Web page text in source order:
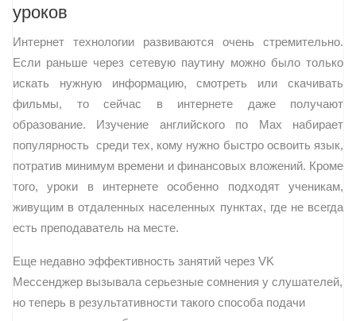
уроков
Интернет технологии развиваются очень стремительно.
Если раньше через сетевую паутину можно было только
искать нужную информацию, смотреть или скачивать
фильмы, то сейчас в интернете даже получают
образование. Изучение английского по Max набирает
популярность среди тех, кому нужно быстро освоить язык,
потратив минимум времени и финансовых вложений. Кроме
того, уроки в интернете особенно подходят ученикам,
живущим в отдаленных населенных пунктах, где не всегда
есть преподаватель на месте.
Еще недавно эффективность занятий через VK
Мессенджер вызывала серьезные сомнения у слушателей,
но теперь в результативности такого способа подачи